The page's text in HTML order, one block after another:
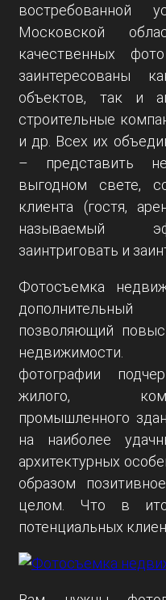
Московской
качественных
заинтересованы
объектов, так и
строительные
и др. Всех их
– представить
выгодном свете,
клиента (гостя,
называемый
заинтриговать и
Фотосъемка
позволяющий
недвижимости.
фотографии
жилого,
промышленного
на наиболее
архитектурных
образом
целом. Что в
потенциальных